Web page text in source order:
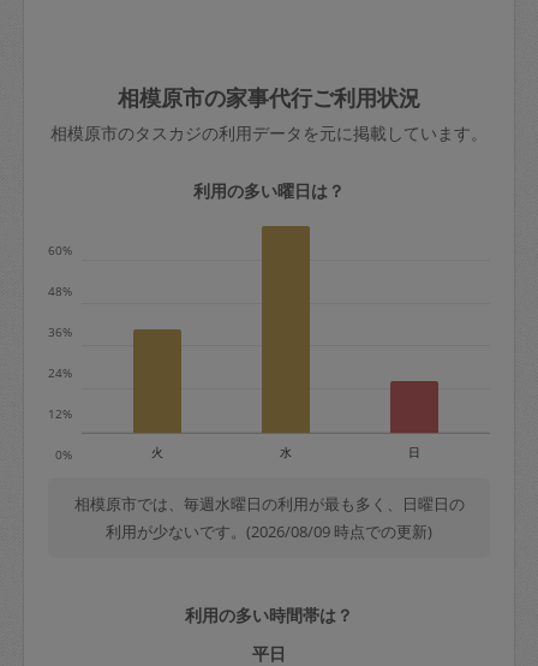
依頼者不在による当日キャンセル＝依頼
金額の100%＋交通費全額
※例：依頼日時／土曜日午前9時開始の場
金曜日9時～土曜日8時まで＝依頼金額の
＋交通費全額
依頼者不在による当日キャンセル＝依頼
金額の100%＋交通費全額
定期契約をキャンセルする場合、毎週定
期は月2回まで隔週定期は月1回までキャ
きた場合は損害保険の対象外となるので
ご注意ください。
玉、など
あわせてこちらも参照ください：初めて
はありますか？
相模原市の家事代行ご利用状況
相模原市のタスカジの利用データを元に掲載しています。
利用の多い曜日は？
0%
12%
24%
36%
48%
60%
火 水 日
相模原市では、毎週水曜日の利用が最も多く、日曜日の
利用が少ないです。(2026/08/09 時点での更新)
利用の多い時間帯は？
平日